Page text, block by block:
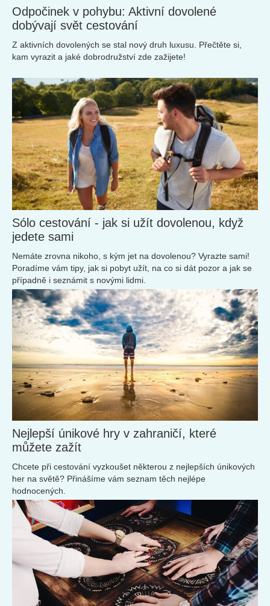
Odpočinek v pohybu: Aktivní dovolené
dobývají svět cestování
Z aktivních dovolených se stal nový druh luxusu. Přečtěte si,
kam vyrazit a jaké dobrodružství zde zažijete!
Sólo cestování - jak si užít dovolenou, když
jedete sami
Nemáte zrovna nikoho, s kým jet na dovolenou? Vyrazte sami!
Poradíme vám tipy, jak si pobyt užít, na co si dát pozor a jak se
případně i seznámit s novými lidmi.
Nejlepší únikové hry v zahraničí, které
můžete zažít
Chcete při cestování vyzkoušet některou z nejlepších únikových
her na světě? Přinášíme vám seznam těch nejlépe
hodnocených.